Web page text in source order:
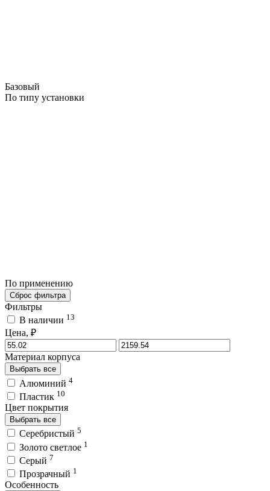
Базовый
По типу установки
По применению
Сброс фильтра
Фильтры
В наличии 13
Цена, ₽
Материал корпуса
Выбрать все
Алюминий 4
Пластик 10
Цвет покрытия
Выбрать все
Серебристый 5
Золото светлое 1
Серый 7
Прозрачный 1
Особенность